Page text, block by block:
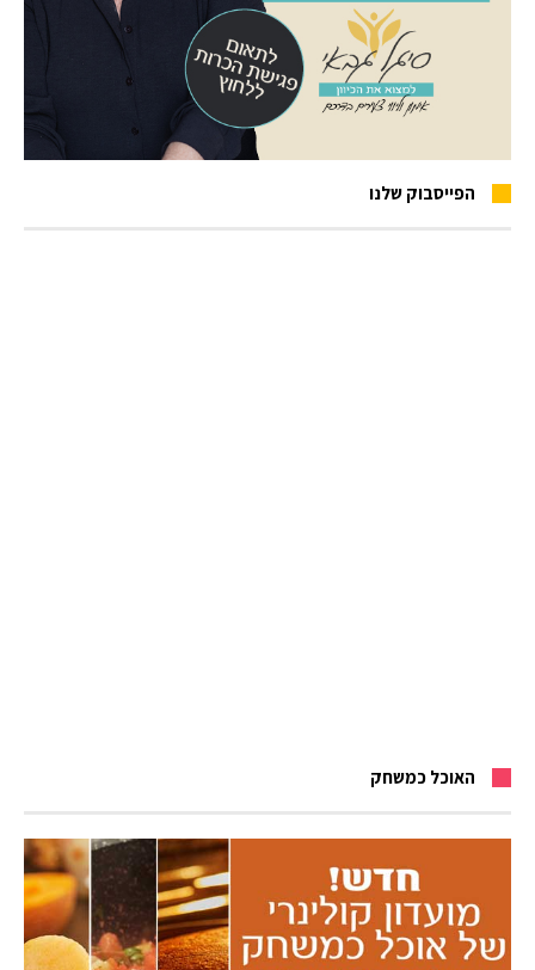
הפייסבוק שלנו
האוכל כמשחק